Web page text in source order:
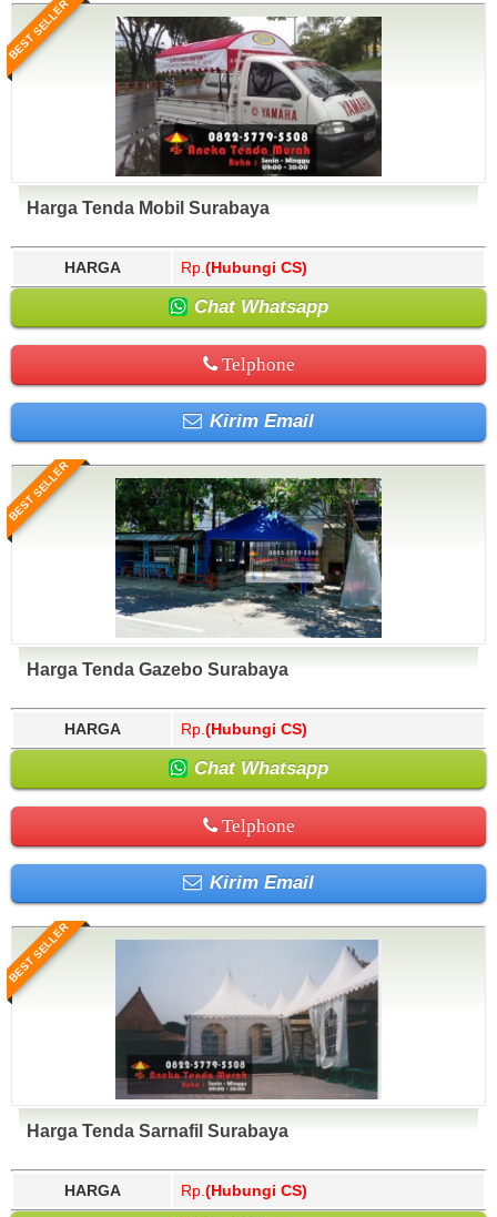
BEST SELLER
Harga Tenda Mobil Surabaya
HARGA Rp. (Hubungi CS)
Chat Whatsapp
Telphone
Kirim Email
BEST SELLER
Harga Tenda Gazebo Surabaya
HARGA Rp. (Hubungi CS)
Chat Whatsapp
Telphone
Kirim Email
BEST SELLER
Harga Tenda Sarnafil Surabaya
HARGA Rp. (Hubungi CS)